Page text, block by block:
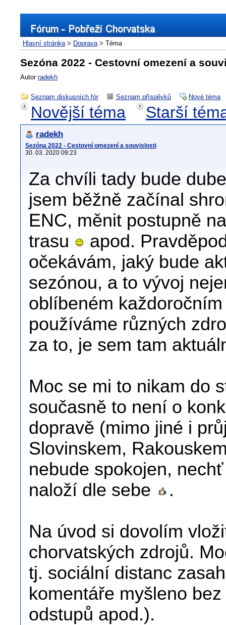
Hlavní stránka> Doprava> Téma
Sezóna 2022 - Cestovní omezení a
Autor radekh
Seznam diskusních fór Seznam příspěvků Nové téma
Novější téma Starší
radekh
Sezóna 2022 - Cestovní omezení a souvislosti
30. 03. 2020 09:23
Za chvíli tady bude
jsem běžně začínal
ENC, měnit postupně
trasu
apod.
očekávám, jaký bude
sezónou, a to vývoj
oblíbeném
používáme různých
za to, je sem tam
Moc se mi to nikam do
současně to není o
dopravě (mimo jiné i
Slovinskem,
nebude spokojen,
naloží dle sebe
.
Na úvod si dovolím
chorvatských zdrojů.
tj. sociální distanc
komentáře myšleno
odstupů apod.).